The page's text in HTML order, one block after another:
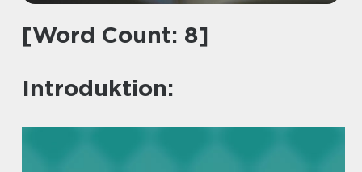
[Word Count: 8]
Introduktion: